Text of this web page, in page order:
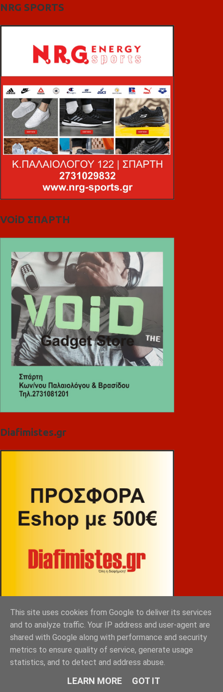
NRG SPORTS
VOiD ΣΠΑΡΤΗ
Diafimistes.gr
ΒΕΚΡΑΚΟΣ
This site uses cookies from Google to deliver its services
and to analyze traffic. Your IP address and user-agent are
shared with Google along with performance and security
metrics to ensure quality of service, generate usage
statistics, and to detect and address abuse.
LEARN MORE GOT IT